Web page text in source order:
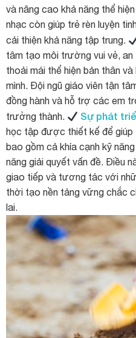
và nâng cao khả năng thể
nhạc còn giúp trẻ rèn luyện
cải thiện khả năng tập trung.
tâm tạo môi trường vui vẻ,
thoải mái thể hiện bản thân
mình. Đội ngũ giáo viên tận
đồng hành và hỗ trợ các em
trưởng thành.
Sự phát
học tập được thiết kế để giúp
bao gồm cả khía cạnh kỹ
năng giải quyết vấn đề. Điều
giao tiếp và tương tác với
thời tạo nền tảng vững chắc
lai.